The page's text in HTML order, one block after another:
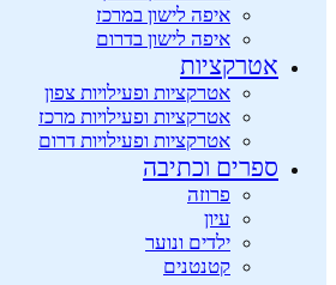
איפה לישון במרכז
איפה לישון בדרום
אטרקציות
אטרקציות ופעילויות צפון
אטרקציות ופעילויות מרכז
אטרקציות ופעילויות דרום
ספרים וכתיבה
פרוזה
עיון
ילדים ונוער
קטנטנים